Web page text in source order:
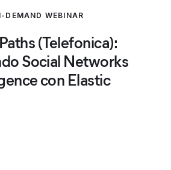
DEMAND WEBINAR
(Telefonica):
Social Networks
con Elastic